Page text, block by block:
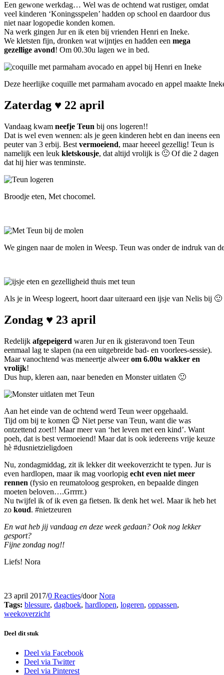
Een gewone werkdag… Wel was de ochtend wat rustiger, omdat
veel kinderen ‘Koningsspelen’ hadden op school en daardoor dus
niet naar logopedie konden komen.
Na werk gingen Jur en ik eten bij vrienden Henri en Ineke.
We kletsten fijn, dronken wat wijntjes en hadden een mega
gezellige avond! Om 00.30u lagen we in bed.
Deze heerlijke coquille met parmaham avocado en appel maakte
Zaterdag ♥ 22 april
Vandaag kwam neefje Teun bij ons logeren!!
Dat is wel even wennen: als je geen kinderen hebt en dan ineens een
peuter van 3 erbij. Best vermoeiend, maar heeeel gezellig! Teun is
namelijk een leuk kletskousje, dat altijd vrolijk is 🙂 Of die 2 dagen
dat hij hier was tenminste.
Broodje eten, Met chocomel.
We gingen naar de molen in Weesp. Teun was onder de indruk van
Als je in Weesp logeert, hoort daar uiteraard een ijsje van Nelis bij
Zondag ♥ 23 april
Redelijk afgepeigerd waren Jur en ik gisteravond toen Teun
eenmaal lag te slapen (na een uitgebreide bad- en voorlees-sessie).
Maar vanochtend was meneertje alweerom 6.00u wakker en
vrolijk!
Dus hup, kleren aan, naar beneden en Monster uitlaten 🙂
Aan het einde van de ochtend werd Teun weer opgehaald.
Tijd om bij te komen 😉 Niet perse van Teun, want die was
ontzettend zoet!! Maar meer van ‘het leven met een kind’. Want
poeh, dat is best vermoeiend! Maar dat is ook iedereens vrije keuze
hè #dusnietzieligdoen
Nu, zondagmiddag, zit ik lekker dit weekoverzicht te typen. Jur is
even hardlopen, maar ik mag voorlopig echt even niet meer
rennen (fysio en reumatoloog gesproken, en bepaalde dingen
moeten beloven….Grrrrr.)
Nu twijfel ik of ik even ga fietsen. Ik denk het wel. Maar ik heb het
zo koud. #nietzeuren
En wat heb jij vandaag en deze week gedaan? Ook nog lekker
gesport?
Fijne zondag nog!!
Liefs! Nora
23 april 2017/0 Reacties/doorNora
Tags: blessure, dagboek, hardlopen, logeren, oppassen,
weekoverzicht
Deel dit stuk
Deel via Facebook
Deel via Twitter
Deel via Pinterest